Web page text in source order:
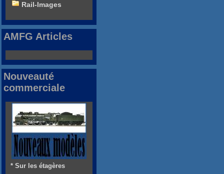
Rail-Images
AMFG Articles
Nouveauté
commerciale
* Sur les étagères